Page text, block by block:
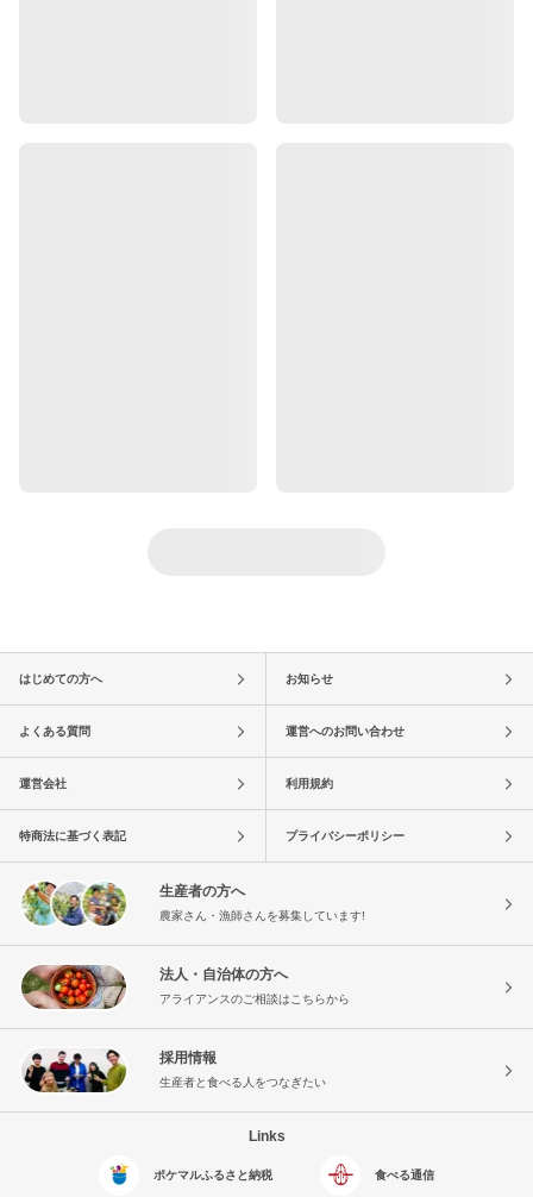
はじめての方へ お知らせ
よくある質問 運営へのお問い合わせ
運営会社 利用規約
特商法に基づく表記 プライバシーポリシー
生産者の方へ
農家さん・漁師さんを募集しています!
法人・自治体の方へ
アライアンスのご相談はこちらから
採用情報
生産者と食べる人をつなぎたい
Links
ポケマルふるさと納税 食べる通信